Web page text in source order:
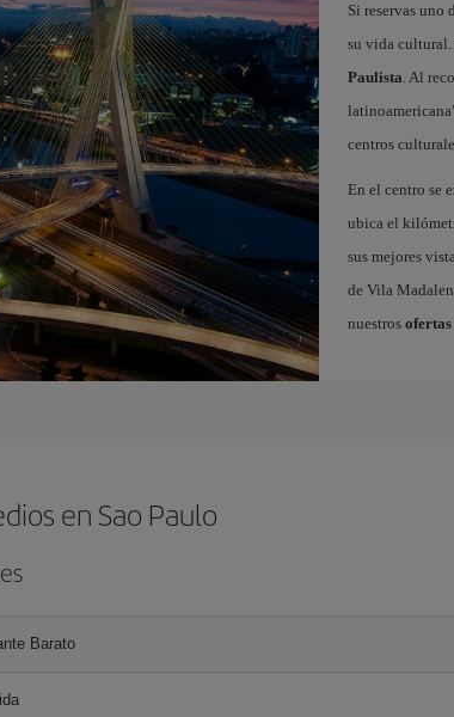
Si reservas uno
su vida cultural.
Paulista. Al
centros
En el centro se
ubica el
sus mejores
de Vila
nuestros ofertas
en Sao Paulo
Barato